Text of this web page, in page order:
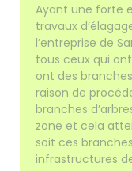
Ayant une forte
travaux
l’entreprise de
tous ceux qui
ont des
raison de
branches
zone et cela
soit ces
infrastructures